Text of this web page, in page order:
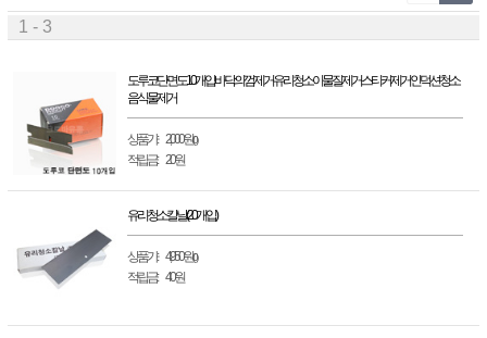
1 - 3
도루코 단면도 10개입 바닥의 껌 제거 유리청소 이물질제거 스티커제거 인덕션청소
음식물 제거
상품가 : 2,000원(0)
적립금 : 20원
유리청소칼날(20개입)
상품가 : 4,950원(0)
적립금 : 40원